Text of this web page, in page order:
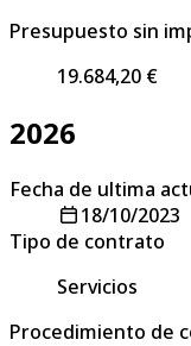
Presupuesto sin
19.684,20 €
2026
Fecha de ultima
18/10/2023
Tipo de contrato
Servicios
Procedimiento de